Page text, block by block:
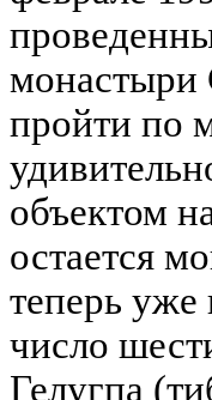
монастыри
пройти по
объектом
остается
теперь
число
Гелугпа